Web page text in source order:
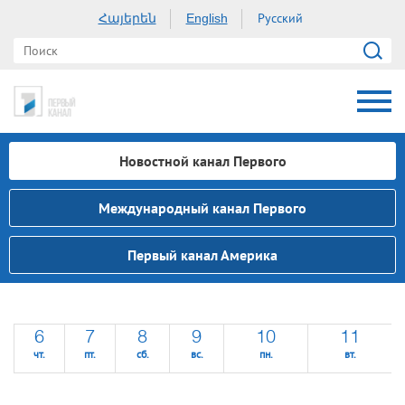
Հայերեն English Русский
Новостной канал Первого
Международный канал Первого
Первый канал Америка
6
чт.
7
пт.
8
сб.
9
вс.
10
пн.
11
вт.